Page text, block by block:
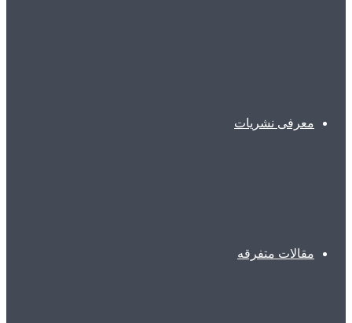
معرفی نشریات
مقالات متفرقه